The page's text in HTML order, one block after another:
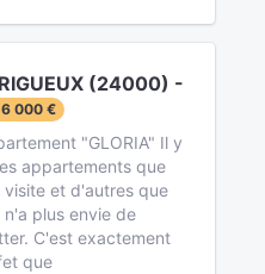
(24000) -
000 €
"GLORIA" Il y
appartements que
visite et d'autres que
n'a plus envie de
C'est exactement
que